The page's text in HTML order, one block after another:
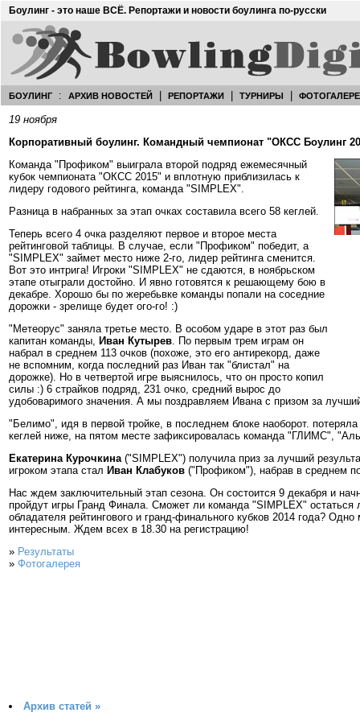
Боулинг - это наше ВСЁ. Репортажи и новости боулинга по-русски
БОУЛИНГ : АРХИВ НОВОСТЕЙ РЕПОРТАЖИ ТУРНИРЫ
19 ноября
Корпоративный боулинг. Командный чемпионат "ОКСС Боулинг
Команда "Профиком" выиграла второй подряд ежемесячный
кубок чемпионата "ОКСС 2015" и вплотную приблизилась к
лидеру годового рейтинга, команда "SIMPLEX".
Разница в набранных за этап очках составила всего 58 кеглей.
Теперь всего 4 очка разделяют первое и второе места
рейтинговой таблицы. В случае, если "Профиком" победит, а
"SIMPLEX" займет место ниже 2-го, лидер рейтинга сменится.
Вот это интрига! Игроки "SIMPLEX" не сдаются, в ноябрьском
этапе отыграли достойно. И явно готовятся к решающему бою в
декабре. Хорошо бы по жеребьвке команды попали на соседние
дорожки - зрелище будет ого-го! :)
"Метеорус" заняла третье место. В особом ударе в этот раз был
капитан команды, Иван Кутырев. По первым трем играм он
набрал в среднем 113 очков (похоже, это его антирекорд, даже
не вспомним, когда последний раз Иван так "блистал" на
дорожке). Но в четвертой игре выяснилось, что он просто копил
силы :) 6 страйков подряд, 231 очко, средний вырос до
удобоваримого значения. А мы поздравляем Ивана с призом за
"Белимо", идя в первой тройке, в последнем блоке наоборот.
кеглей ниже, на пятом месте зафиксировалась команда "ГЛИМС",
Екатерина Курочкина("SIMPLEX") получила приз за лучший
игроком этапа стал Иван Клабуков ("Профиком"), набрав в среднем
Нас ждем заключительный этап сезона. Он состоится 9 декабря и
пройдут игры Гранд Финала. Сможет ли команда "SIMPLEX" остаться
обладателя рейтингового и гранд-финального кубков 2014 года?
интересным. Ждем всех в 18.30 на регистрацию!
» Результаты
» Фотогалерея
Архив статей »